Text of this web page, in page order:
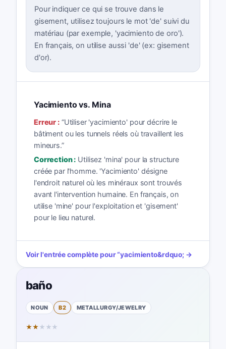
Pour indiquer ce qui se trouve dans le
gisement, utilisez toujours le mot 'de' suivi du
matériau (par exemple, 'yacimiento de oro').
En français, on utilise aussi 'de' (ex: gisement
d'or).
Yacimiento vs. Mina
Erreur :“Utiliser 'yacimiento' pour décrire le
bâtiment ou les tunnels réels où travaillent les
mineurs.”
Correction : Utilisez 'mina' pour la structure
créée par l'homme. 'Yacimiento' désigne
l'endroit naturel où les minéraux sont trouvés
avant l'intervention humaine. En français, on
utilise 'mine' pour l'exploitation et 'gisement'
pour le lieu naturel.
Voir l'entrée complète pour“yacimiento&rdquo; →
baño
NOUN B2 METALLURGY/JEWELRY
★★ ★ ★ ★